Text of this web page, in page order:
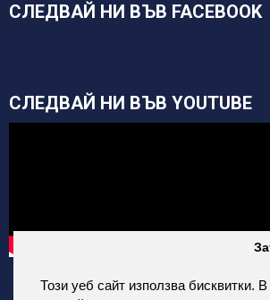
Този уеб сайт използва бисквитки. В
СЛЕДВАЙ НИ ВЪВ FACEBOOK
СЛЕДВАЙ НИ ВЪВ YOUTUBE